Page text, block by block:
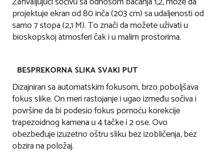
projektuje ekran od 80 inča (203 cm) sa udaljenosti od
samo 7 stopa (2,1 M). To znači da možete uživati u
bioskopskoj atmosferi čak i u malim prostorima.
BESPREKORNA SLIKA SVAKI PUT
Dizajniran sa automatskim fokusom, brzo poboljšava
fokus slike. On meri rastojanje i ugao između sočiva i
površine da bi podesio fokus pomoću korekcije
trapezoidnog kamena u 4 tačke i 2 ose. Ovo
obezbeđuje izuzetno oštru sliku bez izobličenja, bez
obzira na položaj.